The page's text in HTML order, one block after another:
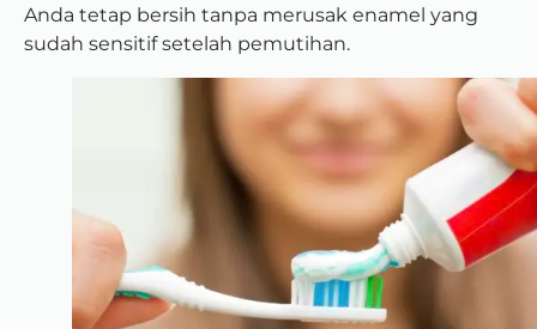
Anda tetap bersih tanpa merusak enamel yang
sudah sensitif setelah pemutihan.